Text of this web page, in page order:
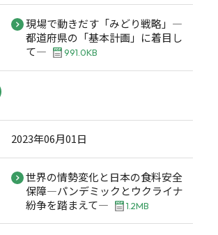
現場で動きだす「みどり戦略」―
都道府県の「基本計画」に着目し
て―
991.0KB
2023年06月01日
世界の情勢変化と日本の食料安全
保障―パンデミックとウクライナ
紛争を踏まえて―
1.2MB